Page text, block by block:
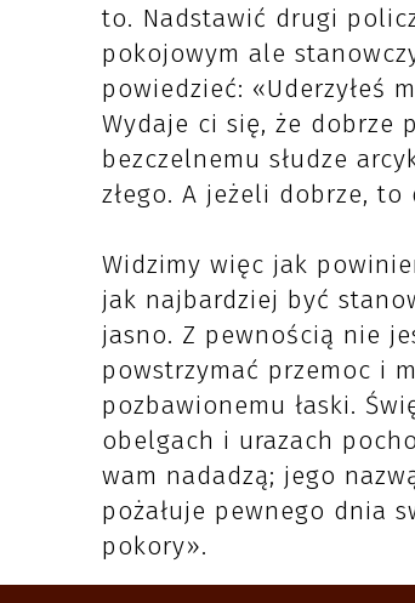
to. Nadstawić drugi
pokojowym ale
powiedzieć: «Uderzyłeś
Wydaje ci się, że dobrze
bezczelnemu słudze
złego. A jeżeli dobrze, to
Widzimy więc jak
jak najbardziej być
jasno. Z pewnością nie
powstrzymać przemoc i
pozbawionemu łaski.
obelgach i urazach
wam nadadzą; jego
pożałuje pewnego dnia
pokory».